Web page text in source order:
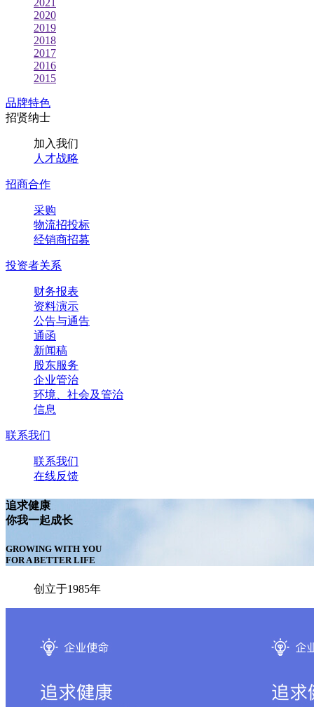
2021
2020
2019
2018
2017
2016
2015
品牌特色
招贤纳士
加入我们
人才战略
招商合作
采购
物流招投标
经销商招募
投资者关系
财务报表
资料演示
公告与通告
通函
新闻稿
股东服务
企业管治
环境、社会及管治
信息
联系我们
联系我们
在线反馈
追求健康
你我一起成长
GROWING WITH YOU
FOR A BETTER LIFE
创立于1985年